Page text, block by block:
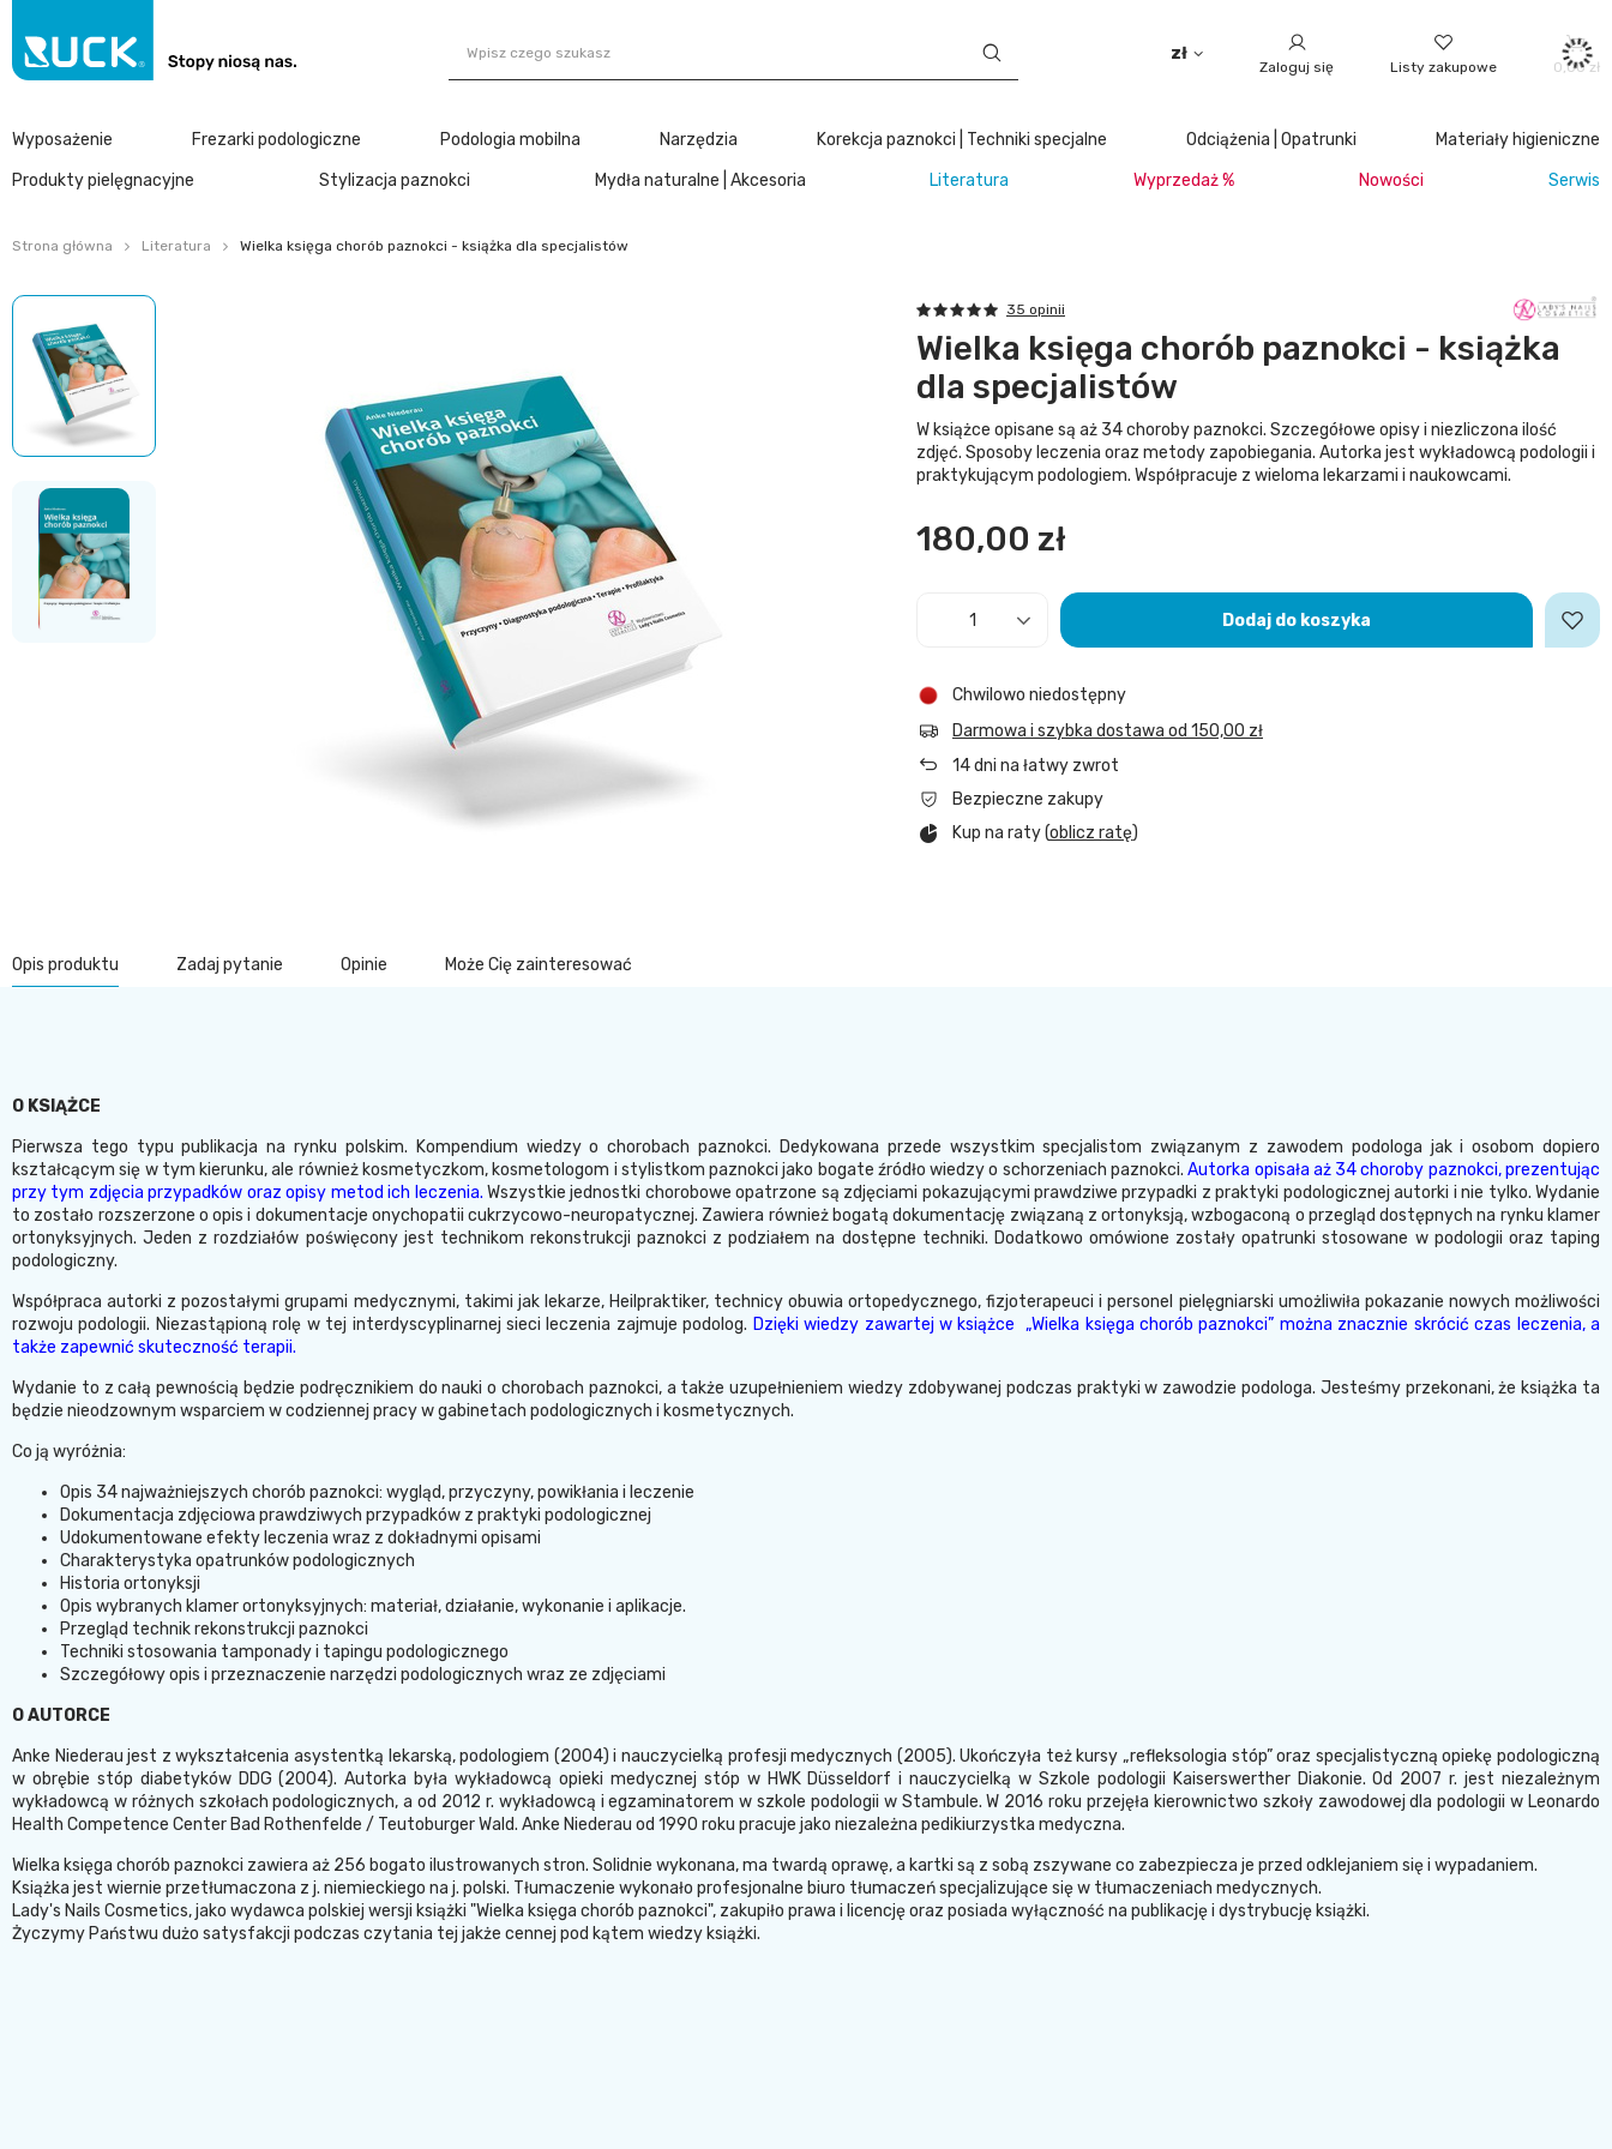
zł
Zaloguj się Listy zakupowe 0,00 zł
Wyposażenie Frezarki podologiczne Podologia mobilna Narzędzia Korekcja paznokci | Techniki specjalne Odciążenia | Opatrunki
Materiały higieniczne
Produkty pielęgnacyjne
Stylizacja paznokci Mydła naturalne | Akcesoria Literatura Wyprzedaż % Nowości Serwis
Strona główna Literatura Wielka księga chorób paznokci - książka dla specjalistów
35 opinii
Wielka księga chorób paznokci - książka
dla specjalistów
W książce opisane są aż 34 choroby paznokci. Szczegółowe opisy i niezliczona ilość
zdjęć. Sposoby leczenia oraz metody zapobiegania. Autorka jest wykładowcą podologii i
praktykującym podologiem. Współpracuje z wieloma lekarzami i naukowcami.
180,00 zł
Dodaj do koszyka
Chwilowo niedostępny
Darmowa i szybka dostawa od 150,00 zł
14dni na łatwy zwrot
Bezpieczne zakupy
Kup na raty (oblicz ratę)
Opis produktu Zadaj pytanie Opinie Może Cię zainteresować
O KSIĄŻCE
Pierwsza tego typu publikacja na rynku polskim. Kompendium wiedzy o chorobach paznokci. Dedykowana przede wszystkim specjalistom związanym z zawodem podologa jak i osobom dopiero
kształcącym się w tym kierunku, ale również kosmetyczkom, kosmetologom i stylistkom paznokci jako bogate źródło wiedzy o schorzeniach paznokci.Autorka opisała aż 34 choroby paznokci, prezentując
przy tym zdjęcia przypadków oraz opisy metod ich leczenia. Wszystkie jednostki chorobowe opatrzone są zdjęciami pokazującymi prawdziwe przypadki z praktyki podologicznej autorki i nie tylko. Wydanie
to zostało rozszerzone o opis i dokumentacje onychopatii cukrzycowo-neuropatycznej. Zawiera również bogatą dokumentację związaną z ortonyksją, wzbogaconą o przegląd dostępnych na rynku klamer
ortonyksyjnych. Jeden z rozdziałów poświęcony jest technikom rekonstrukcji paznokci z podziałem na dostępne techniki. Dodatkowo omówione zostały opatrunki stosowane w podologii oraz taping
podologiczny.
Współpraca autorki z pozostałymi grupami medycznymi, takimi jak lekarze, Heilpraktiker, technicy obuwia ortopedycznego, fizjoterapeuci i personel pielęgniarski umożliwiła pokazanie nowych możliwości
rozwoju podologii. Niezastąpioną rolę w tej interdyscyplinarnej sieci leczenia zajmuje podolog. Dzięki wiedzy zawartej w książce „Wielka księga chorób paznokci” można znacznie skrócić czas leczenia, a
także zapewnić skuteczność terapii.
Wydanie to z całą pewnością będzie podręcznikiem do nauki o chorobach paznokci, a także uzupełnieniem wiedzy zdobywanej podczas praktyki w zawodzie podologa. Jesteśmy przekonani, że książka ta
będzie nieodzownym wsparciem w codziennej pracy w gabinetach podologicznych i kosmetycznych.
Co ją wyróżnia:
Opis 34 najważniejszych chorób paznokci: wygląd, przyczyny, powikłania i leczenie
Dokumentacja zdjęciowa prawdziwych przypadków z praktyki podologicznej
Udokumentowane efekty leczenia wraz z dokładnymi opisami
Charakterystyka opatrunków podologicznych
Historia ortonyksji
Opis wybranych klamer ortonyksyjnych: materiał, działanie, wykonanie i aplikacje.
Przegląd technik rekonstrukcji paznokci
Techniki stosowania tamponady i tapingu podologicznego
Szczegółowy opis i przeznaczenie narzędzi podologicznych wraz ze zdjęciami
O AUTORCE
Anke Niederau jest z wykształcenia asystentką lekarską, podologiem (2004) i nauczycielką profesji medycznych (2005). Ukończyła też kursy „refleksologia stóp” oraz specjalistyczną opiekę podologiczną
w obrębie stóp diabetyków DDG (2004). Autorka była wykładowcą opieki medycznej stóp w HWK Düsseldorf i nauczycielką w Szkole podologii Kaiserswerther Diakonie. Od 2007 r. jest niezależnym
wykładowcą w różnych szkołach podologicznych, a od 2012 r. wykładowcą i egzaminatorem w szkole podologii w Stambule. W 2016 roku przejęła kierownictwo szkoły zawodowej dla podologii w Leonardo
Health Competence Center Bad Rothenfelde / Teutoburger Wald. Anke Niederau od 1990 roku pracuje jako niezależna pedikiurzystka medyczna.
Wielka księga chorób paznokci zawiera aż 256 bogato ilustrowanych stron. Solidnie wykonana, ma twardą oprawę, a kartki są z sobą zszywane co zabezpiecza je przed odklejaniem się i wypadaniem.
Książka jest wiernie przetłumaczona z j. niemieckiego na j. polski. Tłumaczenie wykonało profesjonalne biuro tłumaczeń specjalizujące się w tłumaczeniach medycznych.
Lady's Nails Cosmetics, jako wydawca polskiej wersji książki "Wielka księga chorób paznokci", zakupiło prawa i licencję oraz posiada wyłączność na publikację i dystrybucję książki.
Życzymy Państwu dużo satysfakcji podczas czytania tej jakże cennej pod kątem wiedzy książki.